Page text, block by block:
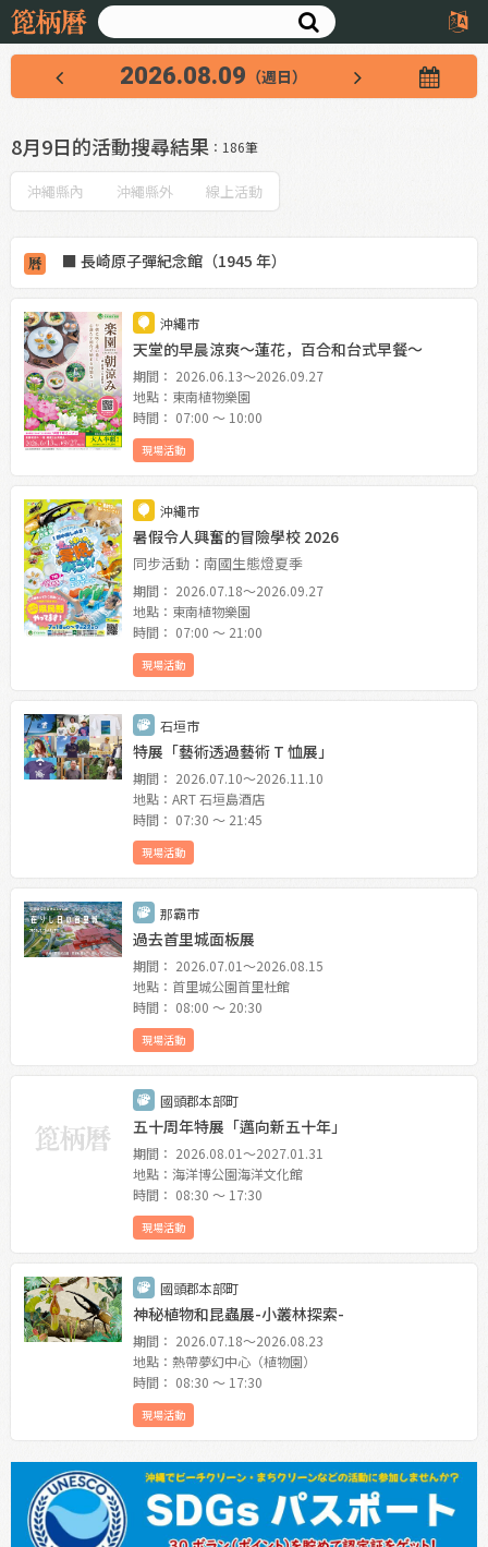
2026.08.09 （週日）
8月9日的活動搜尋結果 ：186筆
沖繩縣內 沖繩縣外 線上活動
■ 長崎原子彈紀念館（1945 年）
沖繩市
天堂的早晨涼爽〜蓮花，百合和台式早餐〜
期間： 2026.06.13〜2026.09.27
地點：東南植物樂園
時間： 07:00 〜 10:00
現場活動
沖繩市
暑假令人興奮的冒險學校 2026
同步活動：南國生態燈夏季
期間： 2026.07.18〜2026.09.27
地點：東南植物樂園
時間： 07:00 〜 21:00
現場活動
石垣市
特展「藝術透過藝術 T 恤展」
期間： 2026.07.10〜2026.11.10
地點：ART 石垣島酒店
時間： 07:30 〜 21:45
現場活動
那霸市
過去首里城面板展
期間： 2026.07.01〜2026.08.15
地點：首里城公園首里杜館
時間： 08:00 〜 20:30
現場活動
國頭郡本部町
五十周年特展「邁向新五十年」
期間： 2026.08.01〜2027.01.31
地點：海洋博公園海洋文化館
時間： 08:30 〜 17:30
現場活動
國頭郡本部町
神秘植物和昆蟲展-小叢林探索-
期間： 2026.07.18〜2026.08.23
地點：熱帶夢幻中心（植物園）
時間： 08:30 〜 17:30
現場活動